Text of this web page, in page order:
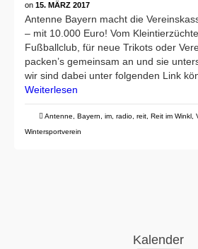
on 15. MÄRZ 2017
Antenne Bayern macht die
– mit 10.000 Euro! Vom
Fußballclub, für neue Trikots oder
packen’s gemeinsam an und sie
wir sind dabei unter folgenden Link
Weiterlesen
Antenne Bayern im radio reit Reit im Winkl
Wintersportverein
Kalender